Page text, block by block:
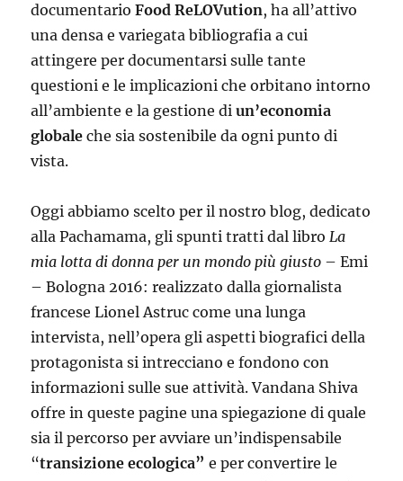
documentarioFood ReLOVution, ha all’attivo
una densa e variegata bibliografia a cui
attingere per documentarsi sulle tante
questioni e le implicazioni che orbitano intorno
all’ambiente e la gestione diun’economia
globale che sia sostenibile da ogni punto di
vista.
Oggi abbiamo scelto per il nostro blog, dedicato
alla Pachamama, gli spunti tratti dal libroLa
mia lotta di donna per un mondo più giusto – Emi
– Bologna 2016: realizzato dalla giornalista
francese Lionel Astruc come una lunga
intervista, nell’opera gli aspetti biografici della
protagonista si intrecciano e fondono con
informazioni sulle sue attività. Vandana Shiva
offre in queste pagine una spiegazione di quale
sia il percorso per avviare un’indispensabile
“transizione ecologica”e per convertire le